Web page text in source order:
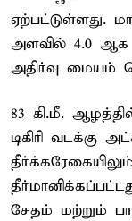
ஏற்பட்டுள்ளது.
அளவில் 4.0 ஆக
அதிர்வு மையம்
83 கி.மீ.
டிகிரி வடக்கு
சேதம் மற்றும்